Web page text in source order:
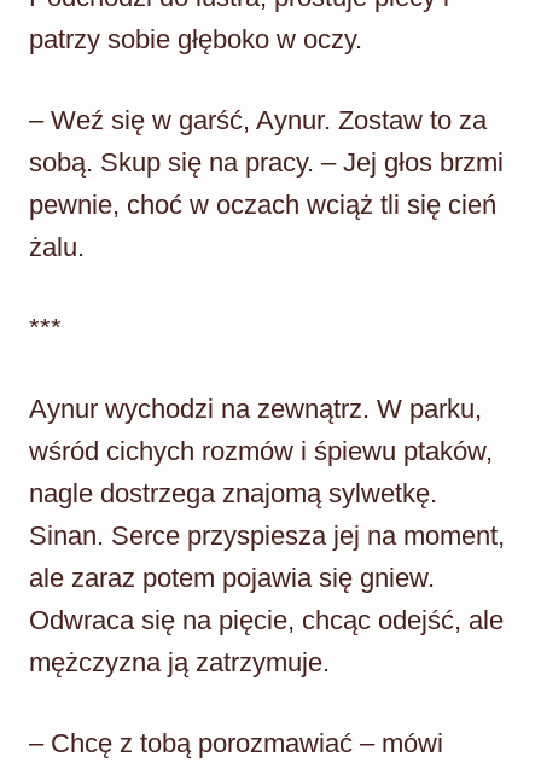
patrzy sobie głęboko w oczy.
– Weź się w garść, Aynur. Zostaw to za
sobą. Skup się na pracy. – Jej głos brzmi
pewnie, choć w oczach wciąż tli się cień
żalu.
***
Aynur wychodzi na zewnątrz. W parku,
wśród cichych rozmów i śpiewu ptaków,
nagle dostrzega znajomą sylwetkę.
Sinan. Serce przyspiesza jej na moment,
ale zaraz potem pojawia się gniew.
Odwraca się na pięcie, chcąc odejść, ale
mężczyzna ją zatrzymuje.
– Chcę z tobą porozmawiać – mówi